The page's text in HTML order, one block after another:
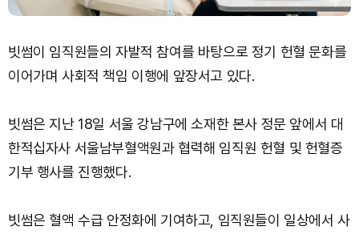
빗썸이 임직원들의 자발적 참여를 바탕으로 정기 헌혈 문화를
이어가며 사회적 책임 이행에 앞장서고 있다.
빗썸은 지난 18일 서울 강남구에 소재한 본사 정문 앞에서 대
한적십자사 서울남부혈액원과 협력해 임직원 헌혈 및 헌혈증
기부 행사를 진행했다.
빗썸은 혈액 수급 안정화에 기여하고, 임직원들이 일상에서 사